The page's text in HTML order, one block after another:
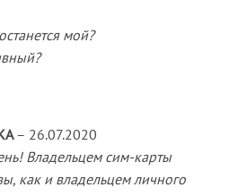
мой?
– 26.07.2020
Владельцем сим-карты
как и владельцем личного